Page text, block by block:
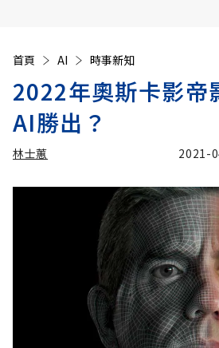
首頁 AI 時事新知
2022年奧斯卡影帝
AI勝出？
林士蕙 2021-